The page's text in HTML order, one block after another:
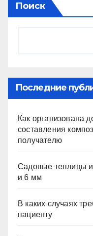
Поиск
Последние
Как организована
составления
получателю
Садовые теплицы
и 6 мм
В каких случаях
пациенту